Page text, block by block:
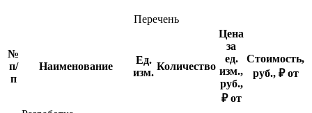
Перечень
№
п/
п
Наименование
Ед.
изм.
Количество
Цена
за
ед.
изм.,
руб.,
₽ от
Стоимость,
руб., ₽ от